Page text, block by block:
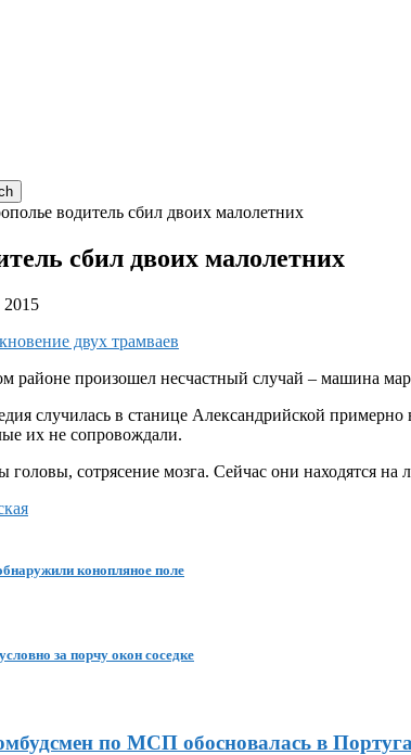
водитель сбил двоих малолетних
сбил двоих малолетних
2015
районе произошел несчастный случай – машина
случилась в станице Александрийской
их не сопровождали.
сотрясение мозга. Сейчас они находятся на
конопляное поле
за порчу окон соседке
по МСП обосновалась в